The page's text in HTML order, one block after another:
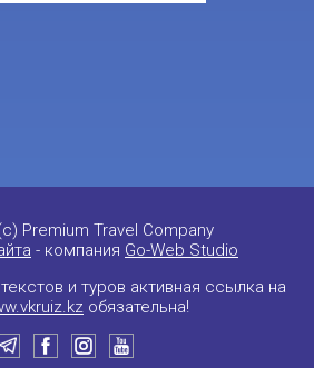
Premium Travel Company
- компания Go-Web Studio
и туров активная ссылка на
обязательна!